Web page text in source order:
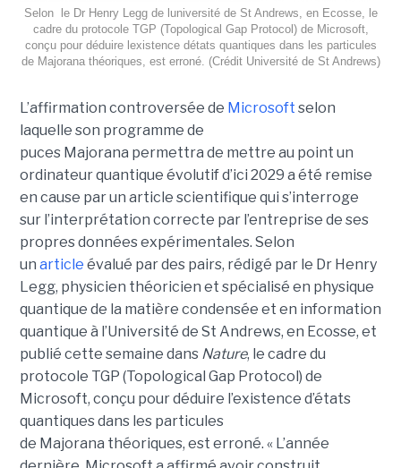
Selon le Dr Henry Legg de luniversité de St Andrews, en Ecosse, le
cadre du protocole TGP (Topological Gap Protocol) de Microsoft,
conçu pour déduire lexistence détats quantiques dans les particules
de Majorana théoriques, est erroné. (Crédit Université de St Andrews)
L’affirmation controversée de Microsoft selon
laquelle son programme de
puces Majorana permettra de mettre au point un
ordinateur quantique évolutif d’ici 2029 a été remise
en cause par un article scientifique qui s’interroge
sur l’interprétation correcte par l’entreprise de ses
propres données expérimentales. Selon
un article évalué par des pairs, rédigé par le Dr Henry
Legg, physicien théoricien et spécialisé en physique
quantique de la matière condensée et en information
quantique à l’Université de St Andrews, en Ecosse, et
publié cette semaine dans Nature, le cadre du
protocole TGP (Topological Gap Protocol) de
Microsoft, conçu pour déduire l’existence d’états
quantiques dans les particules
de Majorana théoriques, est erroné. « L’année